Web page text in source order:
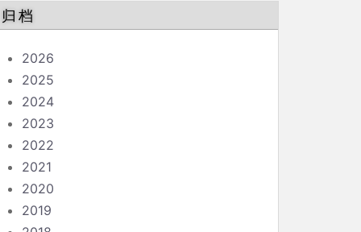
归档
2026
2025
2024
2023
2022
2021
2020
2019